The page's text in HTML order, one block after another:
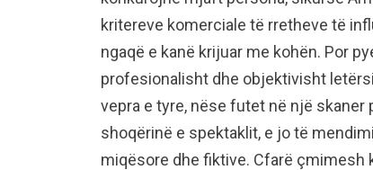
kritereve komerciale të rretheve të
ngaqë e kanë krijuar me kohën. Por
profesionalisht dhe objektivisht
vepra e tyre, nëse futet në një
shoqërinë e spektaklit, e jo të
miqësore dhe fiktive. Cfarë çmimesh